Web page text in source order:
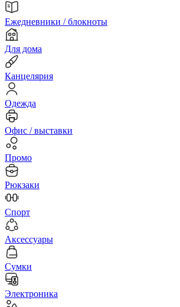
Ежедневники / блокноты
Для дома
Канцелярия
Одежда
Офис / выставки
Промо
Рюкзаки
Спорт
Аксессуары
Сумки
Электроника